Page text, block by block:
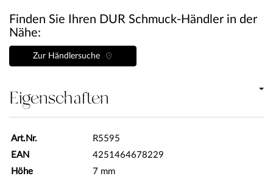
Finden Sie Ihren DUR Schmuck-Händler in der
Nähe:
Zur Händlersuche
Eigenschaften
Art.Nr.
R5595
EAN
4251464678229
Höhe
7 mm